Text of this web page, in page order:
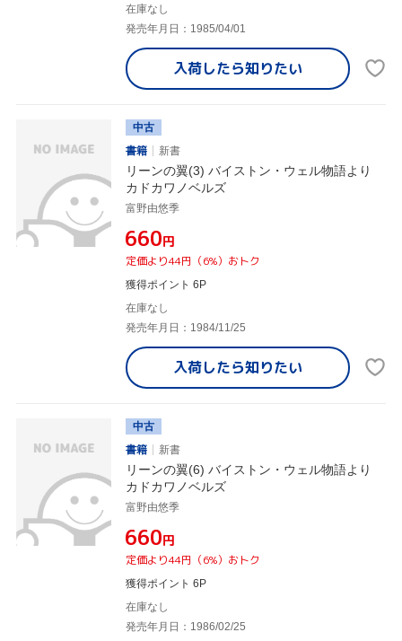
在庫なし
発売年月日：1985/04/01
入荷したら知りたい
中古
書籍
新書
リーンの翼(3) バイストン・ウェル物語より
カドカワノベルズ
富野由悠季
¥660円
定価より44円（6%）おトク
獲得ポイント 6P
在庫なし
発売年月日：1984/11/25
入荷したら知りたい
中古
書籍
新書
リーンの翼(6) バイストン・ウェル物語より
カドカワノベルズ
富野由悠季
¥660円
定価より44円（6%）おトク
獲得ポイント 6P
在庫なし
発売年月日：1986/02/25